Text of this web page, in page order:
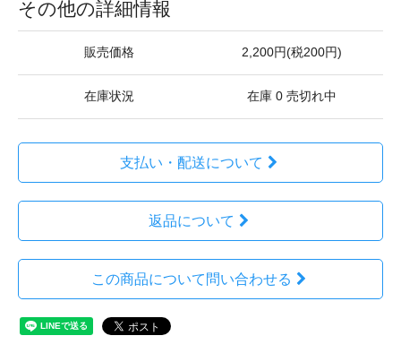
その他の詳細情報
販売価格 2,200円(税200円)
在庫状況 在庫 0 売切れ中
支払い・配送について
返品について
この商品について問い合わせる